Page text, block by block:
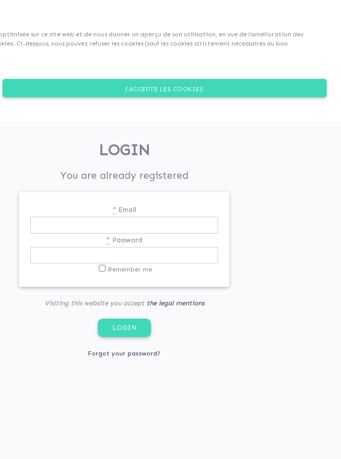
sur ce site web et de nous donner un aperçu de son utilisation, en vue de l’amélioration des
Ci-dessous, vous pouvez refuser les cookies (sauf les cookies strictement nécessaires au bon
J'ACCEPTE LES COOKIES
LOGIN
You are already registered
* Email
* Password
Remember me
Visiting this website you accept the legal mentions
Forgot your password?